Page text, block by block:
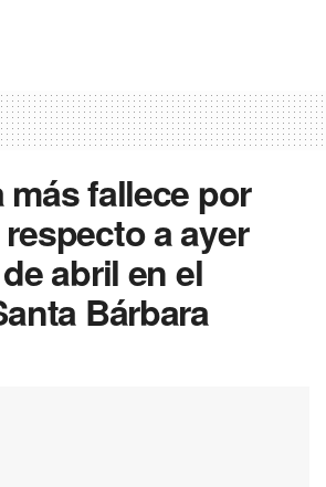
más fallece por
respecto a ayer
abril en el
Bárbara